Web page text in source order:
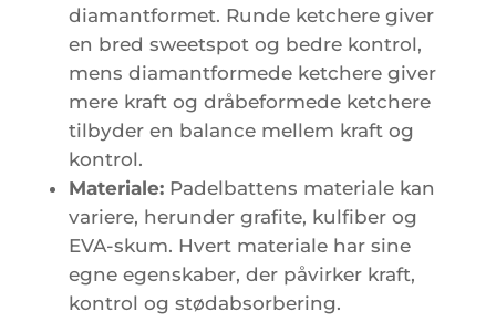
diamantformet. Runde ketchere giver
en bred sweetspot og bedre kontrol,
mens diamantformede ketchere giver
mere kraft og dråbeformede ketchere
tilbyder en balance mellem kraft og
kontrol.
Materiale:Padelbattens materiale kan
variere, herunder grafite, kulfiber og
EVA-skum. Hvert materiale har sine
egne egenskaber, der påvirker kraft,
kontrol og stødabsorbering.